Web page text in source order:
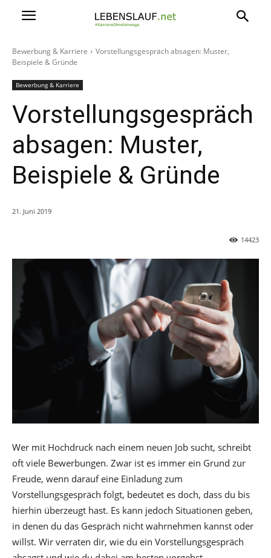
Bewerbung & Karriere
Vorstellungsgespräch absagen: Muster,
Beispiele & Gründe
Bewerbung & Karriere
Vorstellungsgespräch
absagen: Muster,
Beispiele & Gründe
21. Juni 2019
14423
Wer mit Hochdruck nach einem neuen Job sucht, schreibt
oft viele Bewerbungen. Zwar ist es immer ein Grund zur
Freude, wenn darauf eine Einladung zum
Vorstellungsgespräch folgt, bedeutet es doch, dass du bis
hierhin überzeugt hast. Es kann jedoch Situationen geben,
in denen du das Gespräch nicht wahrnehmen kannst oder
willst. Wir verraten dir, wie du ein Vorstellungsgespräch